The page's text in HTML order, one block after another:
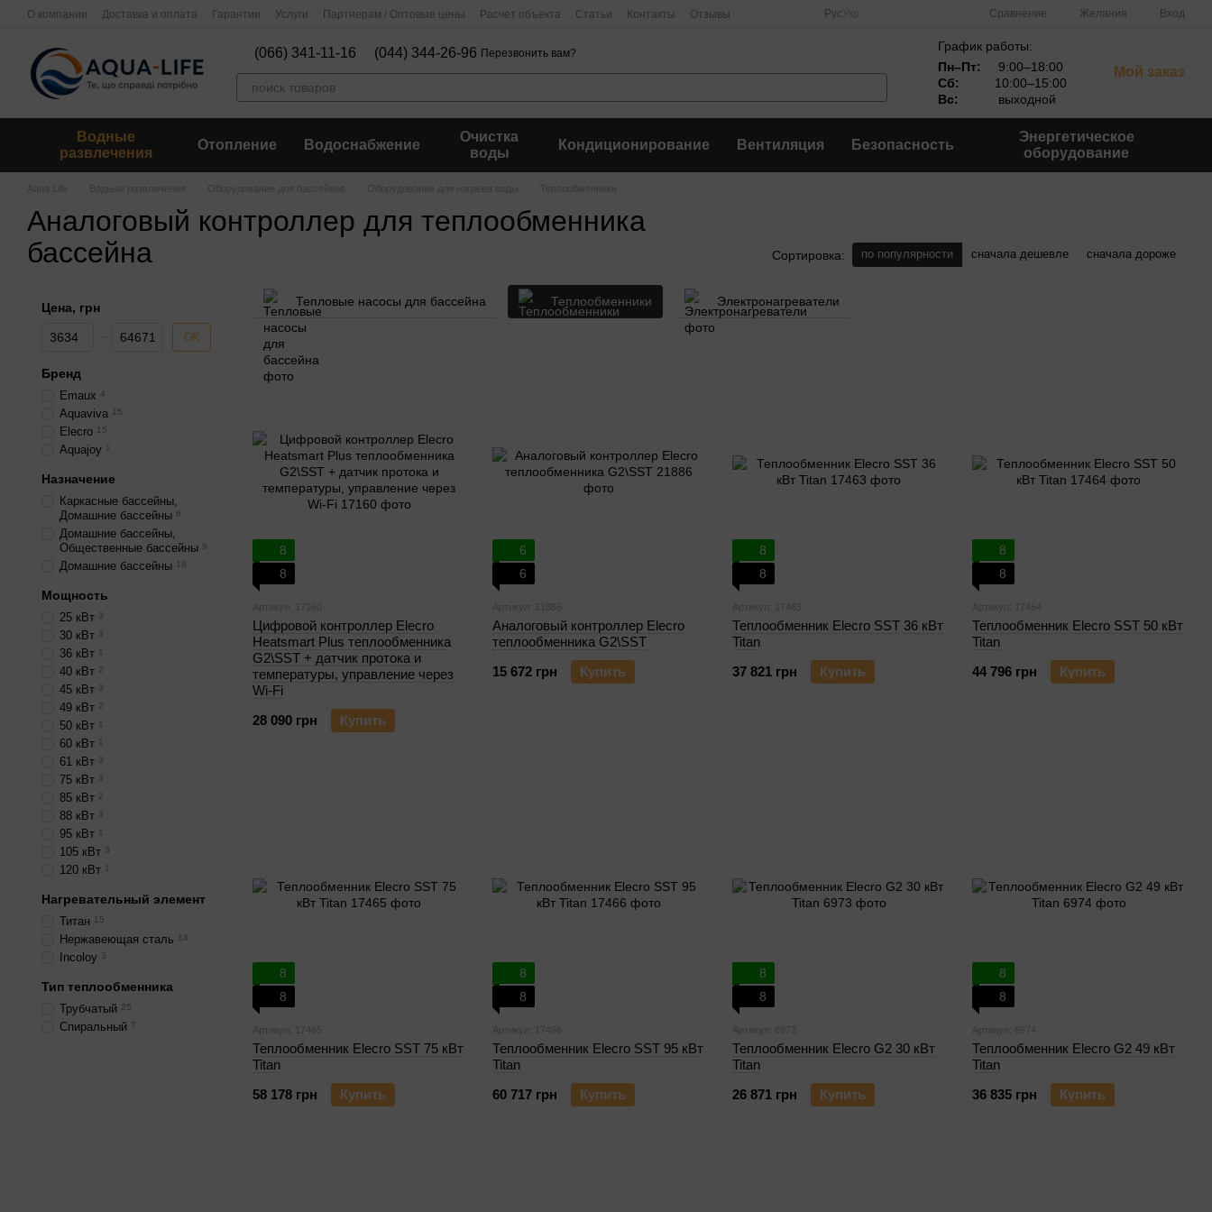
Перейти к основному контенту
О компании Доставка и оплата Гарантии Услуги Партнерам / Оптовые цены Расчет объекта Статьи Контакты Отзывы Рус Сравнение Желания Вход
(066) 341-11-16 (044) 344-26-96 Перезвонить вам?
График работы:
Пн–Пт:
9:00–18:00
Сб:
10:00–15:00
Вс:
выходной
Мой заказ
Водные
развлечения
Отопление Водоснабжение
Очистка
воды
Кондиционирование Вентиляция Безопасность
Энергетическое
оборудование
Aqua Life Водные развлечения Оборудование для бассейнов Оборудование для нагрева воды Теплообменники
Аналоговый контроллер для теплообменника
бассейна
Сортировка: по популярности сначала дешевле сначала дороже
Тепловые насосы для бассейна Теплообменники Электронагреватели
8
8
Артикул: 17160
Цифровой контроллер Elecro
Heatsmart Plus теплообменника
G2\SST + датчик протока и
температуры, управление через
Wi-Fi
28 090 грн
Купить
6
6
Артикул: 21886
Аналоговый контроллер Elecro
теплообменника G2\SST
15 672 грн
Купить
8
8
Артикул: 17463
Теплообменник Elecro SST 36 кВт
Titan
37 821 грн
Купить
8
8
Артикул: 17464
Теплообменник Elecro SST 50 кВт
Titan
44 796 грн
Купить
8
8
Артикул: 17465
Теплообменник Elecro SST 75 кВт
Titan
58 178 грн
Купить
8
8
Артикул: 17466
Теплообменник Elecro SST 95 кВт
Titan
60 717 грн
Купить
8
8
Артикул: 6973
Теплообменник Elecro G2 30 кВт
Titan
26 871 грн
Купить
8
8
Артикул: 6974
Теплообменник Elecro G2 49 кВт
Titan
36 835 грн
Купить
Цена, грн
От Цена, грн
До Цена, грн OK
Бренд
Emaux 4
Aquaviva 15
Elecro 15
Aquajoy 1
Назначение
Каркасные бассейны,
Домашние бассейны 6
Домашние бассейны,
Общественные бассейны 9
Домашние бассейны 18
Мощность
25 кВт 3
30 кВт 3
36 кВт 1
40 кВт 2
45 кВт 3
49 кВт 2
50 кВт 1
60 кВт 1
61 кВт 3
75 кВт 3
85 кВт 2
88 кВт 3
95 кВт 1
105 кВт 3
120 кВт 1
Нагревательный элемент
Титан 15
Нержавеющая сталь 14
Incoloy 3
Тип теплообменника
Трубчатый 25
Спиральный 7